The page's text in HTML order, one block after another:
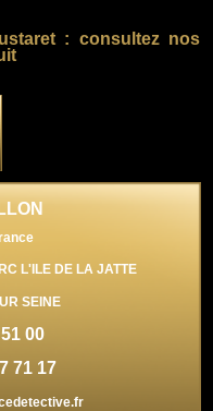
: consultez nos
L'ILE DE LA JATTE
SEINE
00
71 17